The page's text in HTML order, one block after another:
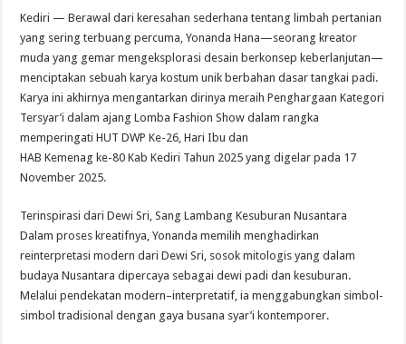
Kediri — Berawal dari keresahan sederhana tentang limbah pertanian
yang sering terbuang percuma, Yonanda Hana—seorang kreator
muda yang gemar mengeksplorasi desain berkonsep keberlanjutan—
menciptakan sebuah karya kostum unik berbahan dasar tangkai padi.
Karya ini akhirnya mengantarkan dirinya meraih Penghargaan Kategori
Tersyar’i dalam ajang Lomba Fashion Show dalam rangka
memperingati HUT DWP Ke-26, Hari Ibu dan
HAB Kemenag ke-80 Kab Kediri Tahun 2025 yang digelar pada 17
November 2025.
Terinspirasi dari Dewi Sri, Sang Lambang Kesuburan Nusantara
Dalam proses kreatifnya, Yonanda memilih menghadirkan
reinterpretasi modern dari Dewi Sri, sosok mitologis yang dalam
budaya Nusantara dipercaya sebagai dewi padi dan kesuburan.
Melalui pendekatan modern–interpretatif, ia menggabungkan simbol-
simbol tradisional dengan gaya busana syar’i kontemporer.